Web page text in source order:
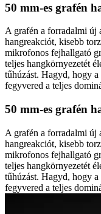
50 mm-es grafén
A grafén a forradalmi új
hangreakciót, kisebb
mikrofonos fejhallgató
teljes hangkörnyezetét
tűhúzást. Hagyd, hogy
fegyvered a teljes
50 mm-es grafén
A grafén a forradalmi új
hangreakciót, kisebb
mikrofonos fejhallgató
teljes hangkörnyezetét
tűhúzást. Hagyd, hogy
fegyvered a teljes